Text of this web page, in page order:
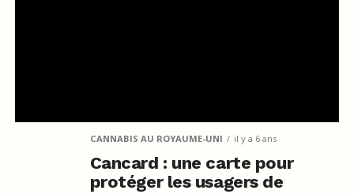
CANNABIS AU ROYAUME-UNI il y a 6 ans
Cancard : une carte pour
protéger les usagers de